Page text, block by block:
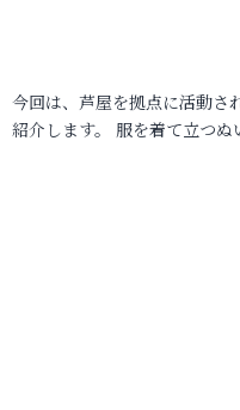
今回は、芦屋を拠点に活動さ
紹介します。 服を着て立つ